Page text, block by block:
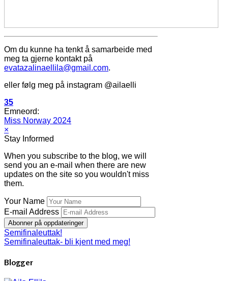
Om du kunne ha tenkt å samarbeide med
meg ta gjerne kontakt på
evatazalinaellila@gmail.com.
eller følg meg på instagram @ailaelli
35
Emneord:
Miss Norway 2024
×
Stay Informed
When you subscribe to the blog, we will
send you an e-mail when there are new
updates on the site so you wouldn't miss
them.
Your Name
E-mail Address
Abonner på oppdateringer
Semifinaleuttak!
Semifinaleuttak- bli kjent med meg!
Blogger